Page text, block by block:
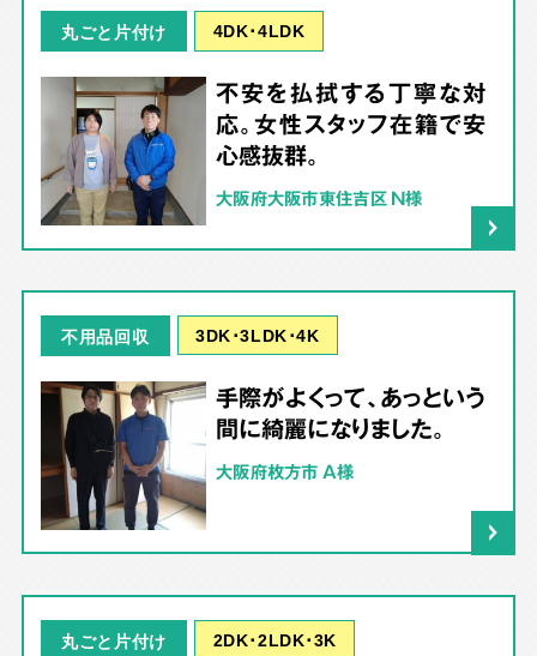
丸ごと片付け 4DK･4LDK
不安を払拭する丁寧な対
応。女性スタッフ在籍で安
心感抜群。
大阪府大阪市東住吉区 N様
不用品回収 3DK･3LDK･4K
手際がよくって、あっという
間に綺麗になりました。
大阪府枚方市 A様
丸ごと片付け 2DK･2LDK･3K